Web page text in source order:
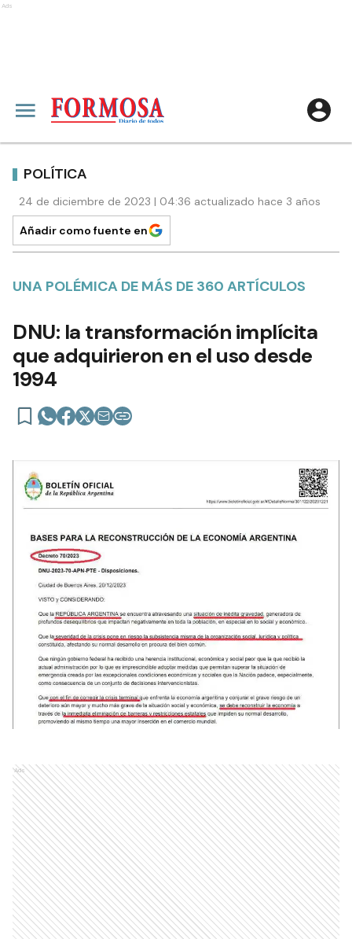
Ads
POLÍTICA
24 de diciembre de 2023 | 04:36 actualizado hace 3 años
Añadir como fuente en
UNA POLÉMICA DE MÁS DE 360 ARTÍCULOS
DNU: la transformación implícita
que adquirieron en el uso desde
1994
Ads